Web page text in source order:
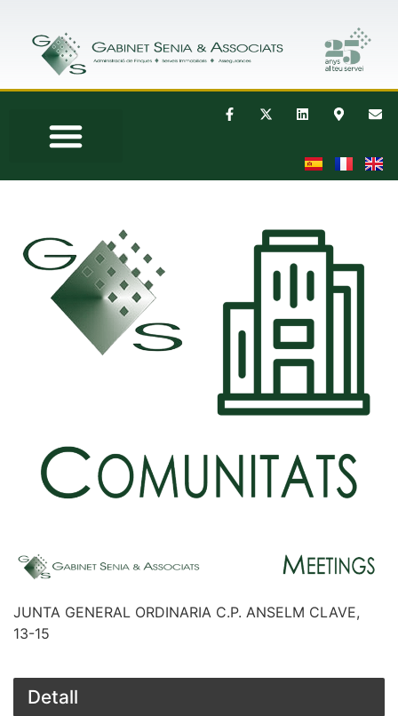
JUNTA GENERAL ORDINARIA C.P. ANSELM CLAVE,
13-15
Detall